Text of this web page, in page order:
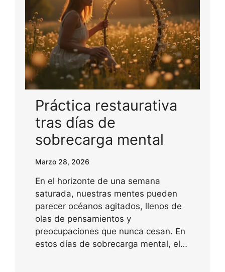
Práctica restaurativa
tras días de
sobrecarga mental
Marzo 28, 2026
En el horizonte de una semana
saturada, nuestras mentes pueden
parecer océanos agitados, llenos de
olas de pensamientos y
preocupaciones que nunca cesan. En
estos días de sobrecarga mental, el…